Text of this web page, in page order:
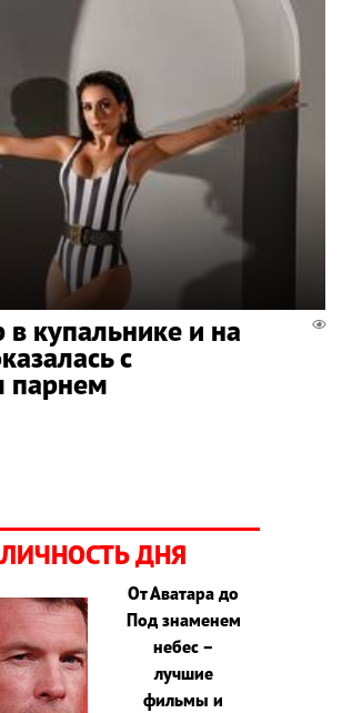
в купальнике и на
с
парнем
ЛИЧНОСТЬ ДНЯ
От Аватара до
Под знаменем
небес –
лучшие
фильмы и